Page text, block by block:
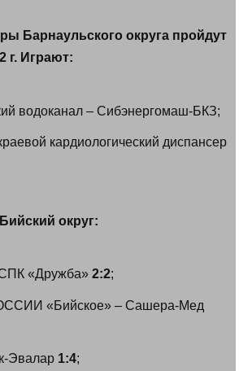
Барнаульского округа пройдут
г. Играют:
водоканал – Сибэнергомаш-БКЗ;
кардиологический диспансер
округ:
«Дружба» 2:2;
«Бийское» – Сашера-Мед
Эвалар 1:4;